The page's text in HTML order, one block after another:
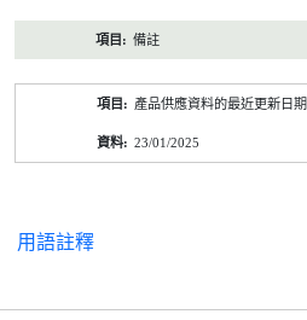
備註
產品供應資料的最近更新日期
23/01/2025
用語註釋